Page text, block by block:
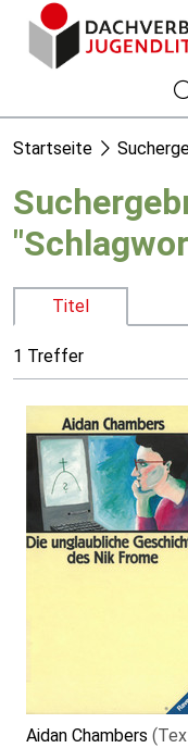
Startseite
Titel
1 Treffer
Aidan Chambers